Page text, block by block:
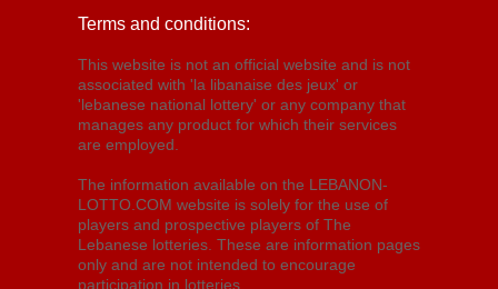
Terms and conditions:
This website is not an official website and is not
associated with 'la libanaise des jeux' or
'lebanese national lottery' or any company that
manages any product for which their services
are employed.
The information available on the LEBANON-
LOTTO.COM website is solely for the use of
players and prospective players of The
Lebanese lotteries. These are information pages
only and are not intended to encourage
participation in lotteries.